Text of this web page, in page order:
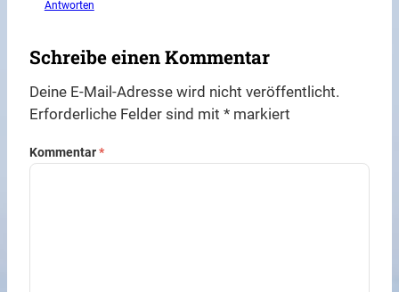
Antworten
Schreibe einen Kommentar
Deine E-Mail-Adresse wird nicht veröffentlicht.
Erforderliche Felder sind mit* markiert
Kommentar*